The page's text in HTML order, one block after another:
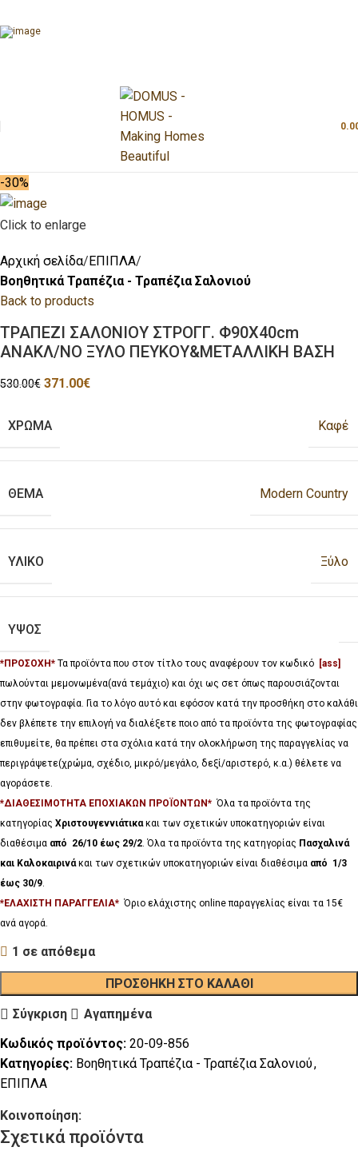
-30%
Click to enlarge
Αρχική σελίδα ΕΠΙΠΛΑ
Βοηθητικά Τραπέζια - Τραπέζια Σαλονιού
Back to products
ΤΡΑΠΕΖΙ ΣΑΛΟΝΙΟΥ ΣΤΡΟΓΓ. Φ90Χ40cm
ΑΝΑΚΛ/ΝΟ ΞΥΛΟ ΠΕΥΚΟΥ&ΜΕΤΑΛΛΙΚΗ ΒΑΣΗ
530.00€ 371.00€
ΧΡΩΜΑ Καφέ
ΘΕΜΑ Modern Country
ΥΛΙΚΟ Ξύλο
ΥΨΟΣ
*ΠΡΟΣΟΧΗ* Τα προϊόντα που στον τίτλο τους αναφέρουν τον κωδικό [ass]
πωλούνται μεμονωμένα(ανά τεμάχιο) και όχι ως σετ όπως παρουσιάζονται
στην φωτογραφία. Για το λόγο αυτό και εφόσον κατά την προσθήκη στο καλάθι
δεν βλέπετε την επιλογή να διαλέξετε ποιο από τα προϊόντα της φωτογραφίας
επιθυμείτε, θα πρέπει στα σχόλια κατά την ολοκλήρωση της παραγγελίας να
περιγράψετε(χρώμα, σχέδιο, μικρό/μεγάλο, δεξί/αριστερό, κ.α.) θέλετε να
αγοράσετε.
*ΔΙΑΘΕΣΙΜΟΤΗΤΑ ΕΠΟΧΙΑΚΩΝ ΠΡΟΪΟΝΤΩΝ* Όλα τα προϊόντα της
κατηγορίας Χριστουγεννιάτικακαι των σχετικών υποκατηγοριών είναι
διαθέσιμα από 26/10 έως 29/2 . Όλα τα προϊόντα της κατηγορίας Πασχαλινά
και Καλοκαιρινάκαι των σχετικών υποκατηγοριών είναι διαθέσιμα από 1/3
έως 30/9
*ΕΛΑΧΙΣΤΗ ΠΑΡΑΓΓΕΛΙΑ* Όριο ελάχιστης online παραγγελίας είναι τα 15€
ανά αγορά.
1 σε απόθεμα
ΠΡΟΣΘΉΚΗ ΣΤΟ ΚΑΛΆΘΙ
Σύγκριση
Αγαπημένα
Κωδικός προϊόντος: 20-09-856
Κατηγορίες: Βοηθητικά Τραπέζια - Τραπέζια Σαλονιού,
ΕΠΙΠΛΑ
Κοινοποίηση:
Σχετικά προϊόντα